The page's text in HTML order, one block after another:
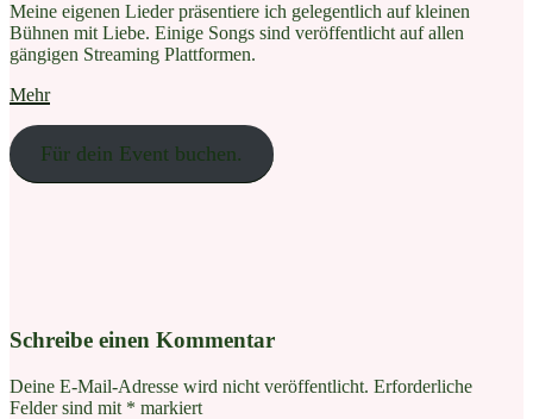
Meine eigenen Lieder präsentiere ich gelegentlich auf kleinen
Bühnen mit Liebe. Einige Songs sind veröffentlicht auf allen
gängigen Streaming Plattformen.
Mehr
Für dein Event buchen.
Schreibe einen Kommentar
Deine E-Mail-Adresse wird nicht veröffentlicht. Erforderliche
Felder sind mit * markiert